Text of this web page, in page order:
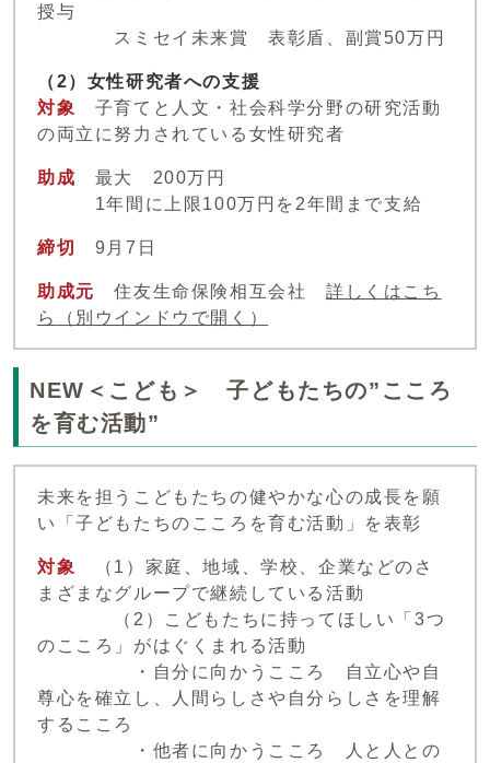
授与
スミセイ未来賞 表彰盾、副賞50万円
（2）女性研究者への支援
対象 子育てと人文・社会科学分野の研究活動
の両立に努力されている女性研究者
助成 最大
200万円
1年間に上限100万円を2年間まで支給
締切 9月7日
助成元 住友生命保険相互会社詳しくはこち
ら
（別ウインドウで開く）
NEW＜こども＞ 子どもたちの”こころ
を育む活動”
未来を担うこどもたちの健やかな心の成長を願
い「子どもたちのこころを育む活動」を表彰
対象
（1）家庭、地域、学校、企業などのさ
まざまなグループで継続している活動
（2）こどもたちに持ってほしい「3つ
のこころ」がはぐくまれる活動
・自分に向かうこころ 自立心や自
尊心を確立し、人間らしさや自分らしさを理解
するこころ
・他者に向かうこころ 人と人との